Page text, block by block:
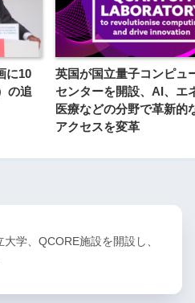
に10
の追
英国が国立量子コンピュ
センターを開設、AI、エ
医療などの分野で革新的
アクセスを変革
学、QCORE施設を開設し、